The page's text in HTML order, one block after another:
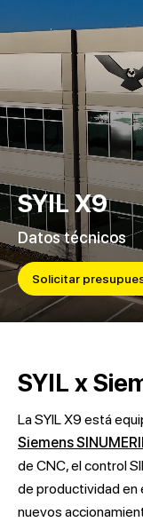
SYIL X9
Datos técnicos
Solicitar
SYIL x
La SYIL X9 está
Siemens
de CNC, el control
de productividad en
nuevos